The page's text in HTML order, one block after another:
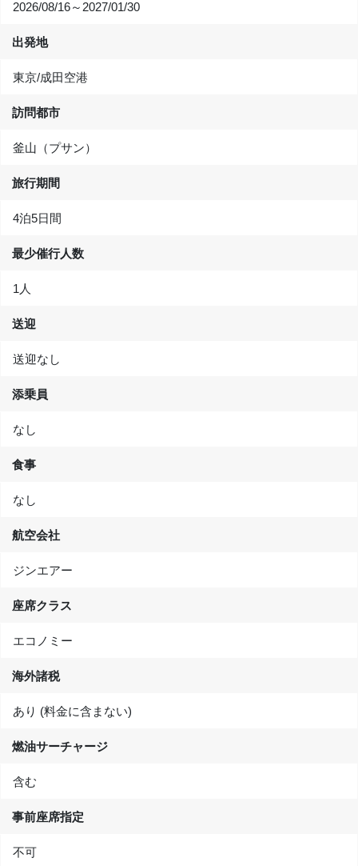
2026/08/16～2027/01/30
出発地
東京/成田空港
訪問都市
釜山（プサン）
旅行期間
4泊5日間
最少催行人数
1人
送迎
送迎なし
添乗員
なし
食事
なし
航空会社
ジンエアー
座席クラス
エコノミー
海外諸税
あり (料金に含まない)
燃油サーチャージ
含む
事前座席指定
不可